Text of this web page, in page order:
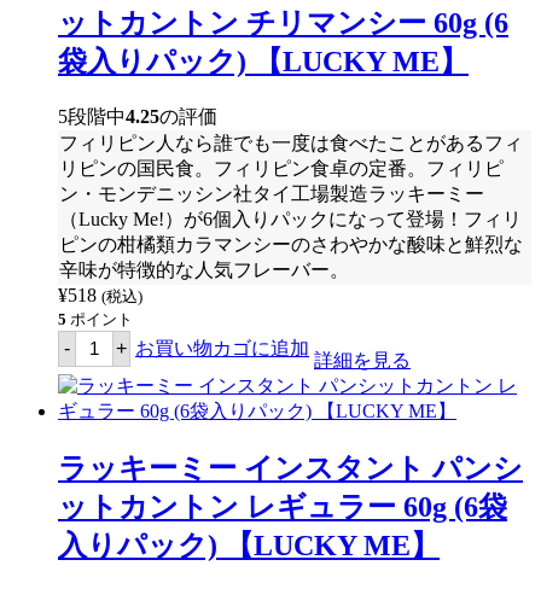
ク)
【LUCKY
ME】
個
タ
ン
ト
ン
シ
ッ
ト
カ
ン
ト
ン
カ
ラ
マ
ン
シ
ー
60g
(6
袋
り
パ
ク)
【LUCKY
ME】
ットカントン チリマンシー 60g (6
袋入りパック) 【LUCKY ME】
5段階中4.25の評価
フィリピン人なら誰でも一度は食べたことがあるフィ
リピンの国民食。フィリピン食卓の定番。フィリピ
ン・モンデニッシン社タイ工場製造ラッキーミー
（Lucky Me!）が6個入りパックになって登場！フィリ
ピンの柑橘類カラマンシーのさわやかな酸味と鮮烈な
辛味が特徴的な人気フレーバー。
¥518 (税込)
5 ポイント
- ラ
ッ
キ
ー
ミ
イ
ン
タ
ン
ト
+ お買い物カゴに追加
詳細を見る
ラッキーミー インスタント パンシ
ットカントン レギュラー 60g (6袋
入りパック) 【LUCKY ME】